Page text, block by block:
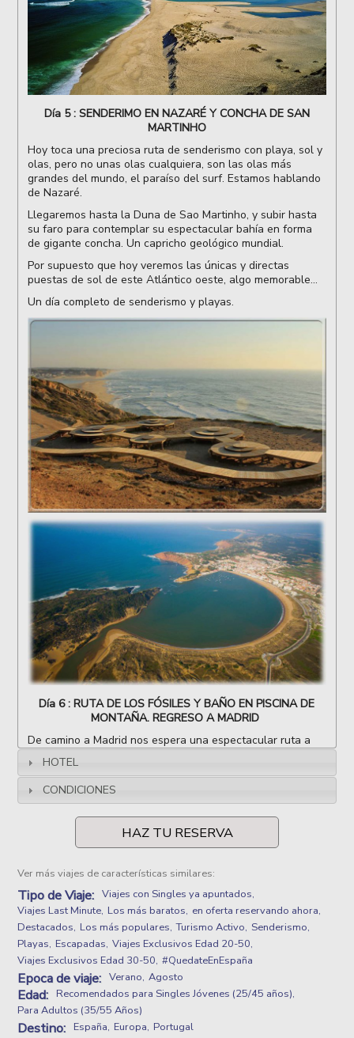
Día 5 : SENDERIMO EN NAZARÉ Y CONCHA DE SAN
MARTINHO
Hoy toca una preciosa ruta de senderismo con playa, sol y
olas, pero no unas olas cualquiera, son las olas más
grandes del mundo, el paraíso del surf. Estamos hablando
de Nazaré.
Llegaremos hasta la Duna de Sao Martinho, y subir hasta
su faro para contemplar su espectacular bahía en forma
de gigante concha. Un capricho geológico mundial.
Por supuesto que hoy veremos las únicas y directas
puestas de sol de este Atlántico oeste, algo memorable...
Un día completo de senderismo y playas.
Día 6 : RUTA DE LOS FÓSILES Y BAÑO EN PISCINA DE
MONTAÑA. REGRESO A MADRID
De camino a Madrid nos espera una espectacular ruta a
orillas del río Ponsul, una bonita aldea portuguesa con un
castillo templario desde el que comienza la famosa Ruta
de los Fósiles.
Un recorrido fantástico por un lugar en el que parece
haberse detenido el tiempo, ruta de gran belleza y riqueza
geológica, con imponentes cortados y paisajes.
Disfrutaremos de un entorno único, incomparable, sitio de
600 millones de años este lugar estaba cubierto por el
océano y si prestamos atención conseguiremos descubrir
las huellas de trilobites y fósiles de especies ya
extinguidas..¡todo un museo al aire libre! Durante la ruta
podremos darnos un chapuzón rodeados de este entorno
único.
HOTEL
CONDICIONES
HAZ TU RESERVA
Ver más viajes de características similares:
Tipo de Viaje: Viajes con Singles ya apuntados
Viajes Last Minute Los más baratos en oferta reservando ahora
Destacados Los más populares Turismo Activo Senderismo
Playas Escapadas Viajes Exclusivos Edad 20-50
Viajes Exclusivos Edad 30-50 #QuedateEnEspaña
Epoca de viaje: Verano Agosto
Edad:
Recomendados para Singles Jóvenes (25/45 años)
Para Adultos (35/55 Años)
Destino: España Europa Portugal